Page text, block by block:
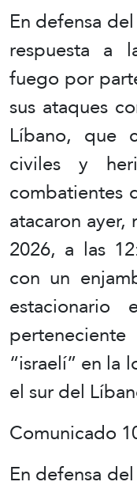
En defensa
respuesta a
fuego por
sus ataques
Líbano, que
civiles y
combatientes
atacaron
2026, a las
con un
“israelí” en la
el sur del
Comunicado
En defensa